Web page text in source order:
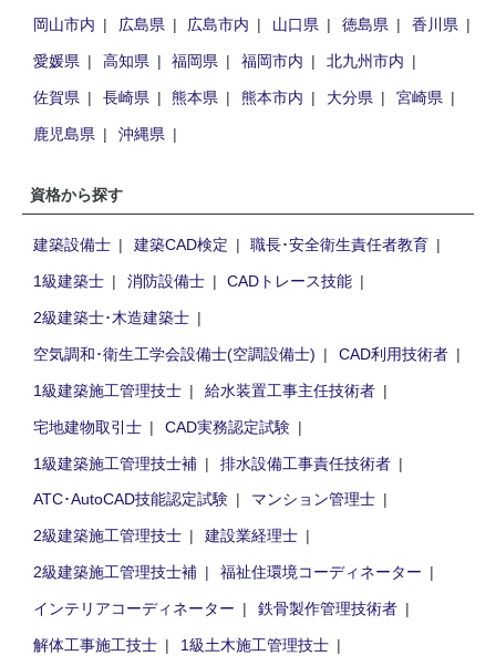
岡山市内
広島県 広島市内 山口県 徳島県
香川県
愛媛県
高知県 福岡県 福岡市内
北九州市内
佐賀県
長崎県 熊本県 熊本市内 大分県
宮崎県
鹿児島県
沖縄県
資格から探す
建築設備士 建築CAD検定
職長･安全衛生責任者教育
1級建築士
消防設備士
CADトレース技能
2級建築士･木造建築士
空気調和･衛生工学会設備士(空調設備士)
CAD利用技術者
1級建築施工管理技士
給水装置工事主任技術者
宅地建物取引士
CAD実務認定試験
1級建築施工管理技士補
排水設備工事責任技術者
ATC･AutoCAD技能認定試験
マンション管理士
2級建築施工管理技士
建設業経理士
2級建築施工管理技士補
福祉住環境コーディネーター
インテリアコーディネーター
鉄骨製作管理技術者
解体工事施工技士
1級土木施工管理技士